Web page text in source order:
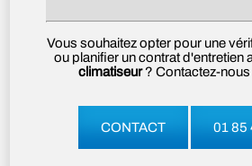
Vous souhaitez opter pour une
ou planifier un contrat d'entretien
climatiseur? Contactez-
CONTACT 01 85